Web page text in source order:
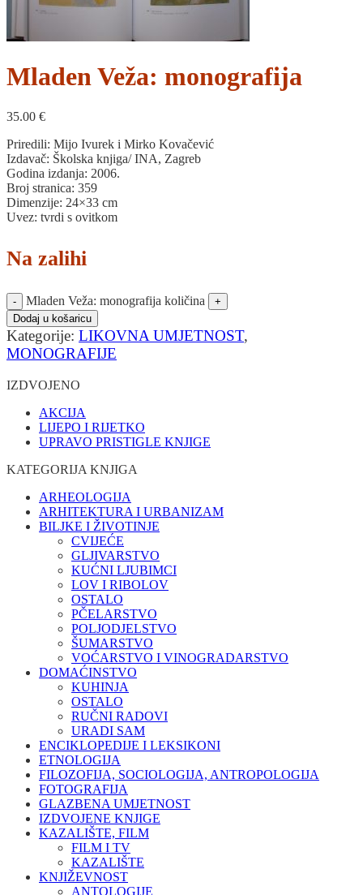
Mladen Veža: monografija
35.00 €
Priredili: Mijo Ivurek i Mirko Kovačević
Izdavač: Školska knjiga/ INA, Zagreb
Godina izdanja: 2006.
Broj stranica: 359
Dimenzije: 24×33 cm
Uvez: tvrdi s ovitkom
Na zalihi
Mladen Veža: monografija količina
Dodaj u košaricu
Kategorije: LIKOVNA UMJETNOST,
MONOGRAFIJE
IZDVOJENO
AKCIJA
LIJEPO I RIJETKO
UPRAVO PRISTIGLE KNJIGE
KATEGORIJA KNJIGA
ARHEOLOGIJA
ARHITEKTURA I URBANIZAM
BILJKE I ŽIVOTINJE
CVIJEĆE
GLJIVARSTVO
KUĆNI LJUBIMCI
LOV I RIBOLOV
OSTALO
PČELARSTVO
POLJODJELSTVO
ŠUMARSTVO
VOĆARSTVO I VINOGRADARSTVO
DOMAĆINSTVO
KUHINJA
OSTALO
RUČNI RADOVI
URADI SAM
ENCIKLOPEDIJE I LEKSIKONI
ETNOLOGIJA
FILOZOFIJA, SOCIOLOGIJA, ANTROPOLOGIJA
FOTOGRAFIJA
GLAZBENA UMJETNOST
IZDVOJENE KNJIGE
KAZALIŠTE, FILM
FILM I TV
KAZALIŠTE
KNJIŽEVNOST
ANTOLOGIJE